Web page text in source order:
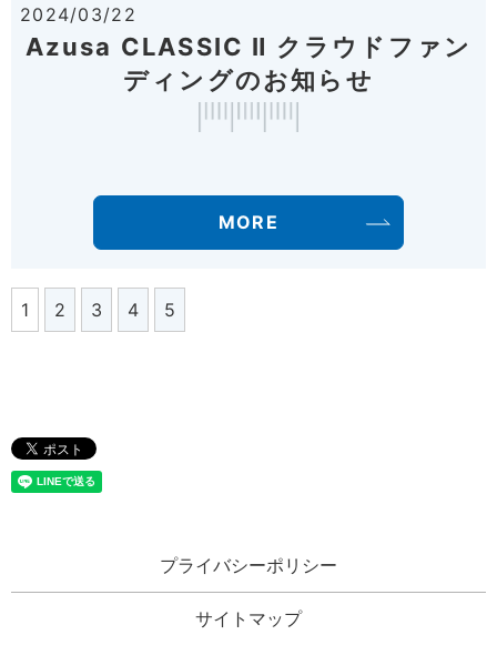
2024/03/22
Azusa CLASSIC Ⅱ クラウドファン
ディングのお知らせ
MORE
1 2 3 4 5
プライバシーポリシー
サイトマップ